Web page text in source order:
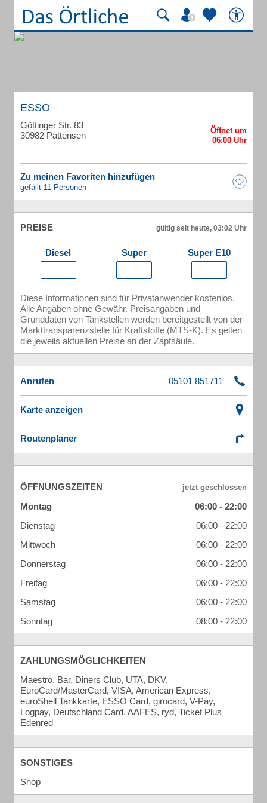
ESSO
Göttinger Str. 83
30982 Pattensen
Zu meinen Favoriten hinzufügen
gefällt 11 Personen
PREISE gültig seit heute, 03:02 Uhr
Diesel Super Super E10
Diese Informationen sind für Privatanwender kostenlos.
Alle Angaben ohne Gewähr. Preisangaben und
Grunddaten von Tankstellen werden bereitgestellt von der
Markttransparenzstelle für Kraftstoffe (MTS-K). Es gelten
die jeweils aktuellen Preise an der Zapfsäule.
Anrufen
Karte anzeigen
Routenplaner
ÖFFNUNGSZEITEN
Montag
06:00 - 22:00
Dienstag
06:00 - 22:00
Mittwoch
06:00 - 22:00
Donnerstag
06:00 - 22:00
Freitag
06:00 - 22:00
Samstag
06:00 - 22:00
Sonntag
08:00 - 22:00
ZAHLUNGSMÖGLICHKEITEN
Maestro, Bar, Diners Club, UTA, DKV,
EuroCard/MasterCard, VISA, American Express,
euroShell Tankkarte, ESSO Card, girocard, V-Pay,
Logpay, Deutschland Card, AAFES, ryd, Ticket Plus
Edenred
SONSTIGES
Shop